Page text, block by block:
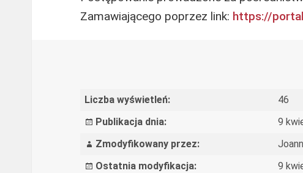
Zamawiającego poprzez link: https://
Liczba wyświetleń:
46
Publikacja dnia:
9
Zmodyfikowany przez:
Ostatnia modyfikacja:
9